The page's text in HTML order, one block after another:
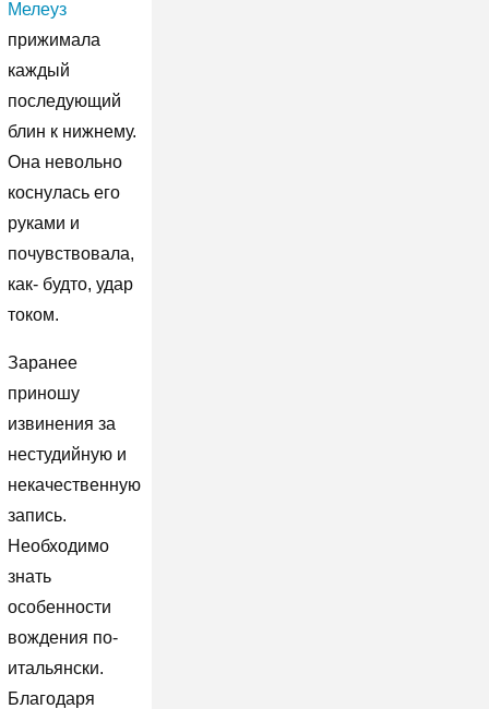
Мелеуз
прижимала
каждый
последующий
блин к нижнему.
Она невольно
коснулась его
руками и
почувствовала,
как- будто, удар
током.
Заранее
приношу
извинения за
нестудийную и
некачественную
запись.
Необходимо
знать
особенности
вождения по-
итальянски.
Благодаря